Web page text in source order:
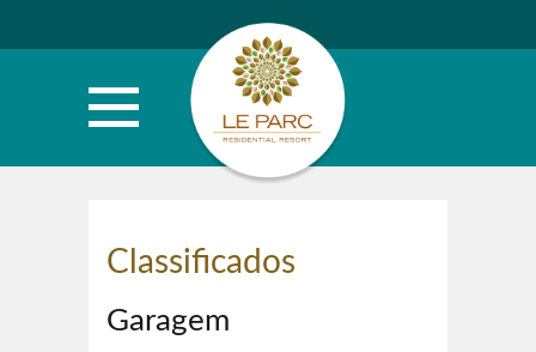
Classificados
Garagem